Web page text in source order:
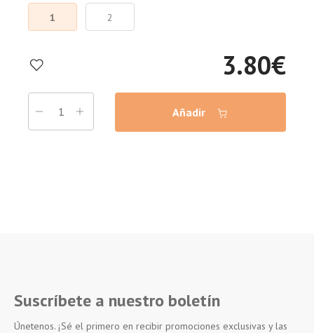
1 2
3.80€
Añadir
Suscríbete a nuestro boletín
Únetenos. ¡Sé el primero en recibir promociones exclusivas y las